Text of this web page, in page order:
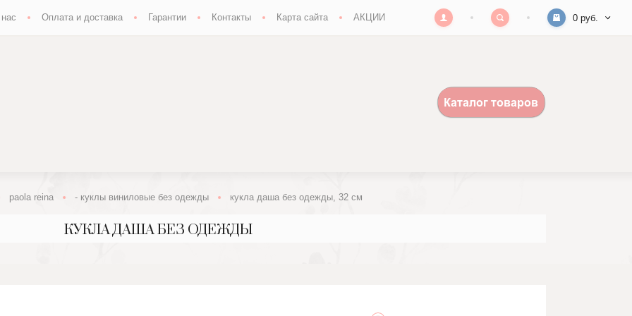
Оплата и доставка Гарантии Контакты Карта сайта АКЦИИ 0 руб.
paola reina - куклы виниловые без одежды кукла даша без одежды, 32 см
КУКЛА ДАША БЕЗ ОДЕЖДЫ